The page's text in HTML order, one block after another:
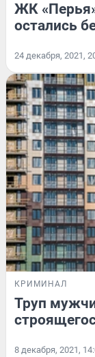
ЖК
остались
24 декабря, 2021,
КРИМИНАЛ
Труп
8 декабря, 2021,